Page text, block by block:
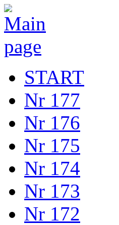
START
Nr 177
Nr 176
Nr 175
Nr 174
Nr 173
Nr 172